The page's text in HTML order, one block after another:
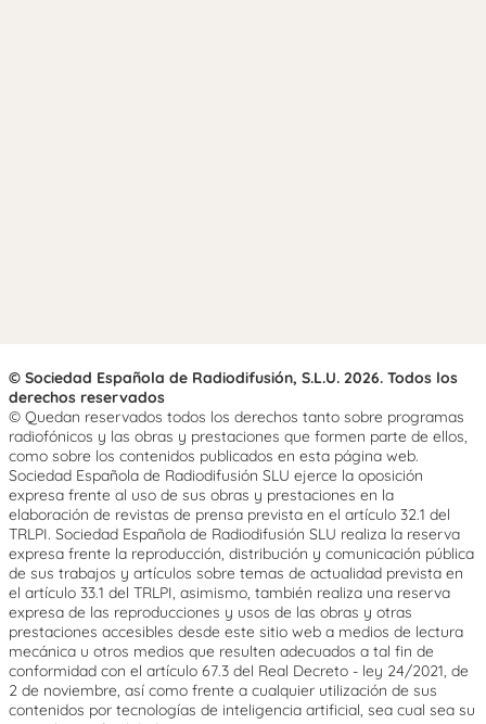
© Sociedad Española de Radiodifusión, S.L.U. 2026. Todos los
derechos reservados
© Quedan reservados todos los derechos tanto sobre programas
radiofónicos y las obras y prestaciones que formen parte de ellos,
como sobre los contenidos publicados en esta página web.
Sociedad Española de Radiodifusión SLU ejerce la oposición
expresa frente al uso de sus obras y prestaciones en la
elaboración de revistas de prensa prevista en el artículo 32.1 del
TRLPI. Sociedad Española de Radiodifusión SLU realiza la reserva
expresa frente la reproducción, distribución y comunicación pública
de sus trabajos y artículos sobre temas de actualidad prevista en
el artículo 33.1 del TRLPI, asimismo, también realiza una reserva
expresa de las reproducciones y usos de las obras y otras
prestaciones accesibles desde este sitio web a medios de lectura
mecánica u otros medios que resulten adecuados a tal fin de
conformidad con el artículo 67.3 del Real Decreto - ley 24/2021, de
2 de noviembre, así como frente a cualquier utilización de sus
contenidos por tecnologías de inteligencia artificial, sea cual sea su